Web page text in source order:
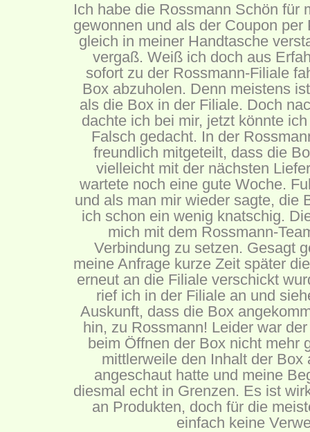
Ich habe die Rossmann Schön für
gewonnen und als der Coupon
gleich in meiner Handtasche
vergaß. Weiß ich doch aus
sofort zu der Rossmann-Filiale
Box abzuholen. Denn meistens
als die Box in der Filiale. Doch
dachte ich bei mir, jetzt könnte
Falsch gedacht. In der
freundlich mitgeteilt, dass die
vielleicht mit der nächsten
wartete noch eine gute Woche.
und als man mir wieder sagte, die
ich schon ein wenig knatschig.
mich mit dem Rossmann-
Verbindung zu setzen. Gesagt
meine Anfrage kurze Zeit später
erneut an die Filiale verschickt
rief ich in der Filiale an und
Auskunft, dass die Box
hin, zu Rossmann! Leider war
beim Öffnen der Box nicht mehr
mittlerweile den Inhalt der Box
angeschaut hatte und meine
diesmal echt in Grenzen. Es ist
an Produkten, doch für die
einfach keine